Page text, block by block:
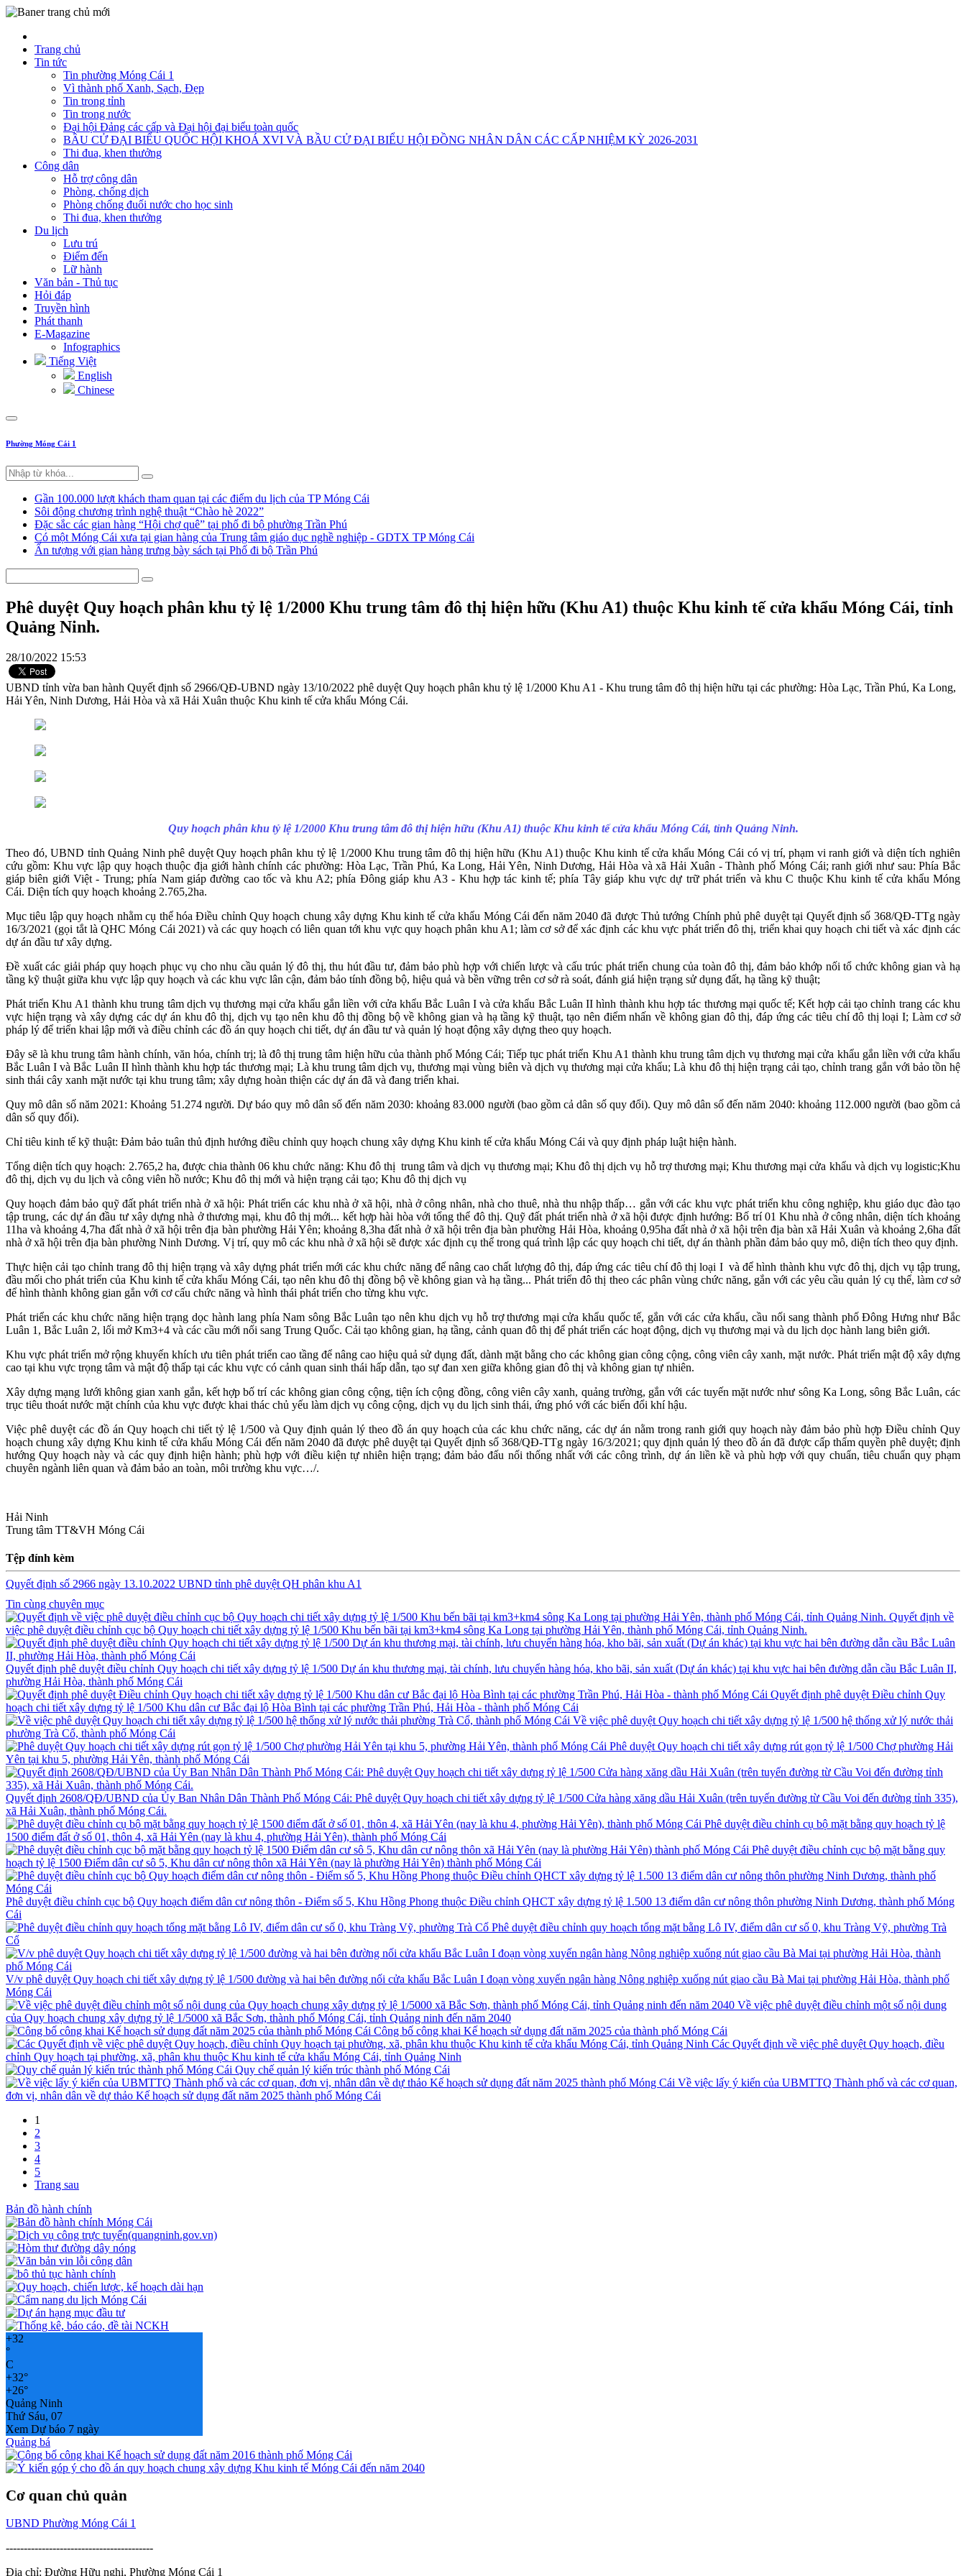
Trang chủ
Tin tức
Tin phường Móng Cái 1
Vì thành phố Xanh, Sạch, Đẹp
Tin trong tỉnh
Tin trong nước
Đại hội Đảng các cấp và Đại hội đại biểu toàn quốc
BẦU CỬ ĐẠI BIỂU QUỐC HỘI KHOÁ XVI VÀ BẦU CỬ ĐẠI BIỂU HỘI ĐỒNG NHÂN DÂN CÁC CẤP NHIỆM KỲ 2026-2031
Thi đua, khen thưởng
Công dân
Hỗ trợ công dân
Phòng, chống dịch
Phòng chống đuối nước cho học sinh
Thi đua, khen thưởng
Du lịch
Lưu trú
Điểm đến
Lữ hành
Văn bản - Thủ tục
Hỏi đáp
Truyền hình
Phát thanh
E-Magazine
Infographics
Tiếng Việt
English
Chinese
Phường Móng Cái 1
Gần 100.000 lượt khách tham quan tại các điểm du lịch của TP Móng Cái
Sôi động chương trình nghệ thuật “Chào hè 2022”
Đặc sắc các gian hàng “Hội chợ quê” tại phố đi bộ phường Trần Phú
Có một Móng Cái xưa tại gian hàng của Trung tâm giáo dục nghề nghiệp - GDTX TP Móng Cái
Ấn tượng với gian hàng trưng bày sách tại Phố đi bộ Trần Phú
Phê duyệt Quy hoạch phân khu tỷ lệ 1/2000 Khu trung tâm đô thị hiện hữu (Khu A1) thuộc Khu kinh tế cửa khẩu Móng Cái, tỉnh
Quảng Ninh.
28/10/2022 15:53
UBND tỉnh vừa ban hành Quyết định số 2966/QĐ-UBND ngày 13/10/2022 phê duyệt Quy hoạch phân khu tỷ lệ 1/2000 Khu A1 - Khu trung tâm đô thị hiện hữu tại các phường: Hòa Lạc, Trần Phú, Ka Long,
Hải Yên, Ninh Dương, Hải Hòa và xã Hải Xuân thuộc Khu kinh tế cửa khẩu Móng Cái.
Quy hoạch phân khu tỷ lệ 1/2000 Khu trung tâm đô thị hiện hữu (Khu A1) thuộc Khu kinh tế cửa khẩu Móng Cái, tỉnh Quảng Ninh.
Theo đó, UBND tỉnh Quảng Ninh phê duyệt Quy hoạch phân khu tỷ lệ 1/2000 Khu trung tâm đô thị hiện hữu (Khu A1) thuộc Khu kinh tế cửa khẩu Móng Cái có vị trí, phạm vi ranh giới và diện tích nghiên
cứu gồm: Khu vực lập quy hoạch thuộc địa giới hành chính các phường: Hòa Lạc, Trần Phú, Ka Long, Hải Yên, Ninh Dương, Hải Hòa và xã Hải Xuân - Thành phố Móng Cái; ranh giới như sau: Phía Bắc
giáp biên giới Việt - Trung; phía Nam giáp đường cao tốc và khu A2; phía Đông giáp khu A3 - Khu hợp tác kinh tế; phía Tây giáp khu vực dự trữ phát triển và khu C thuộc Khu kinh tế cửa khẩu Móng
Cái. Diện tích quy hoạch khoảng 2.765,2ha.
Mục tiêu lập quy hoạch nhằm cụ thể hóa Điều chỉnh Quy hoạch chung xây dựng Khu kinh tế cửa khẩu Móng Cái đến năm 2040 đã được Thủ tướng Chính phủ phê duyệt tại Quyết định số 368/QĐ-TTg ngày
16/3/2021 (gọi tắt là QHC Móng Cái 2021) và các quy hoạch có liên quan tới khu vực quy hoạch phân khu A1; làm cơ sở để xác định các khu vực phát triển đô thị, triển khai quy hoạch chi tiết và xác định các
dự án đầu tư xây dựng.
Đề xuất các giải pháp quy hoạch phục vụ cho nhu cầu quản lý đô thị, thu hút đầu tư, đảm bảo phù hợp với chiến lược và cấu trúc phát triển chung của toàn đô thị, đảm bảo khớp nối tổ chức không gian và hạ
tầng kỹ thuật giữa khu vực lập quy hoạch và các khu vực lân cận, đảm bảo tính đồng bộ, hiệu quả và bền vững trên cơ sở rà soát, đánh giá hiện trạng sử dụng đất, hạ tầng kỹ thuật;
Phát triển Khu A1 thành khu trung tâm dịch vụ thương mại cửa khẩu gắn liền với cửa khẩu Bắc Luân I và cửa khẩu Bắc Luân II hình thành khu hợp tác thương mại quốc tế; Kết hợp cải tạo chỉnh trang các khu
vực hiện trạng và xây dựng các dự án khu đô thị, dịch vụ tạo nên khu đô thị đồng bộ về không gian và hạ tầng kỹ thuật, tạo nên điểm nhấn về không gian đô thị, đáp ứng các tiêu chí đô thị loại I; Làm cơ sở
pháp lý để triển khai lập mới và điều chỉnh các đồ án quy hoạch chi tiết, dự án đầu tư và quản lý hoạt động xây dựng theo quy hoạch.
Đây sẽ là khu trung tâm hành chính, văn hóa, chính trị; là đô thị trung tâm hiện hữu của thành phố Móng Cái; Tiếp tục phát triển Khu A1 thành khu trung tâm dịch vụ thương mại cửa khẩu gắn liền với cửa khẩu
Bắc Luân I và Bắc Luân II hình thành khu hợp tác thương mại; Là khu trung tâm dịch vụ, thương mại vùng biên và dịch vụ thương mại cửa khẩu; Là khu đô thị hiện trạng cải tạo, chỉnh trang gắn với bảo tồn hệ
sinh thái cây xanh mặt nước tại khu trung tâm; xây dựng hoàn thiện các dự án đã và đang triển khai.
Quy mô dân số năm 2021: Khoảng 51.274 người. Dự báo quy mô dân số đến năm 2030: khoảng 83.000 người (bao gồm cả dân số quy đổi). Quy mô dân số đến năm 2040: khoảng 112.000 người (bao gồm cả
dân số quy đổi).
Chỉ tiêu kinh tế kỹ thuật: Đảm bảo tuân thủ định hướng điều chỉnh quy hoạch chung xây dựng Khu kinh tế cửa khẩu Móng Cái và quy định pháp luật hiện hành.
Tổng diện tích quy hoạch: 2.765,2 ha, được chia thành 06 khu chức năng: Khu đô thị trung tâm và dịch vụ thương mại; Khu đô thị dịch vụ hỗ trợ thương mại; Khu thương mại cửa khẩu và dịch vụ logistic;Khu
đô thị, dịch vụ du lịch và công viên hồ nước; Khu đô thị mới và hiện trạng cải tạo; Khu đô thị dịch vụ
Quy hoạch đảm bảo quỹ đất phát triển nhà ở xã hội: Phát triển các khu nhà ở xã hội, nhà ở công nhân, nhà cho thuê, nhà thu nhập thấp… gắn với các khu vực phát triển khu công nghiệp, khu giáo dục đào tạo
tập trung, các dự án đầu tư xây dựng nhà ở thương mại, khu đô thị mới... kết hợp hài hòa với tổng thể đô thị. Quỹ đất phát triển nhà ở xã hội được định hướng: Bố trí 01 Khu nhà ở công nhân, diện tích khoảng
11ha và khoảng 4,7ha đất nhà ở xã hội trên địa bàn phường Hải Yên; khoảng 8,3ha đất nhà ở xã hội trên địa bàn phường Hải Hòa, khoảng 0,95ha đất nhà ở xã hội trên địa bàn xã Hải Xuân và khoảng 2,6ha đất
nhà ở xã hội trên địa bàn phường Ninh Dương. Vị trí, quy mô các khu nhà ở xã hội sẽ được xác định cụ thể trong quá trình lập các quy hoạch chi tiết, dự án thành phần đảm bảo quy mô, diện tích theo quy định.
Thực hiện cải tạo chỉnh trang đô thị hiện trạng và xây dựng phát triển mới các khu chức năng để nâng cao chất lượng đô thị, đáp ứng các tiêu chí đô thị loại I và để hình thành khu vực đô thị, dịch vụ tập trung,
đầu mối cho phát triển của Khu kinh tế cửa khẩu Móng Cái, tạo nên khu đô thị đồng bộ về không gian và hạ tầng... Phát triển đô thị theo các phân vùng chức năng, gắn với các yêu cầu quản lý cụ thể, làm cơ sở
để hình thành không gian gắn với cơ cấu chức năng và hình thái phát triển cho từng khu vực.
Phát triển các khu chức năng hiện trạng dọc hành lang phía Nam sông Bắc Luân tạo nên khu dịch vụ hỗ trợ thương mại cửa khẩu quốc tế, gắn với các cửa khẩu, cầu nối sang thành phố Đông Hưng như Bắc
Luân 1, Bắc Luân 2, lối mở Km3+4 và các cầu mới nối sang Trung Quốc. Cải tạo không gian, hạ tầng, cảnh quan đô thị để phát triển các hoạt động, dịch vụ thương mại và du lịch dọc hành lang biên giới.
Khu vực phát triển mở rộng khuyến khích ưu tiên phát triển cao tầng để nâng cao hiệu quả sử dụng đất, dành mặt bằng cho các không gian công cộng, công viên cây xanh, mặt nước. Phát triển mật độ xây dựng
cao tại khu vực trọng tâm và mật độ thấp tại các khu vực có cảnh quan sinh thái hấp dẫn, tạo sự đan xen giữa không gian đô thị và không gian tự nhiên.
Xây dựng mạng lưới không gian xanh gắn, kết hợp bố trí các không gian công cộng, tiện ích cộng đồng, công viên cây xanh, quảng trường, gắn với các tuyến mặt nước như sông Ka Long, sông Bắc Luân, các
trục tiêu thoát nước mặt chính của khu vực được khai thác chủ yếu làm dịch vụ công cộng, dịch vụ du lịch sinh thái, ứng phó với các biến đổi khí hậu.
Việc phê duyệt các đồ án Quy hoạch chi tiết tỷ lệ 1/500 và Quy định quản lý theo đồ án quy hoạch của các khu chức năng, các dự án nằm trong ranh giới quy hoạch này đảm bảo phù hợp Điều chỉnh Quy
hoạch chung xây dựng Khu kinh tế cửa khẩu Móng Cái đến năm 2040 đã được phê duyệt tại Quyết định số 368/QĐ-TTg ngày 16/3/2021; quy định quản lý theo đồ án đã được cấp thẩm quyền phê duyệt; định
hướng Quy hoạch này và các quy định hiện hành; phù hợp với điều kiện tự nhiên hiện trạng; đảm bảo đấu nối thống nhất với các công trình, dự án liền kề và phù hợp với quy chuẩn, tiêu chuẩn quy phạm
chuyên ngành liên quan và đảm bảo an toàn, môi trường khu vực…/.
Hải Ninh
Trung tâm TT&VH Móng Cái
Tệp đính kèm
Quyết định số 2966 ngày 13.10.2022 UBND tỉnh phê duyệt QH phân khu A1
Tin cùng chuyên mục
Quyết định về
việc phê duyệt điều chỉnh cục bộ Quy hoạch chi tiết xây dựng tỷ lệ 1/500 Khu bến bãi tại km3+km4 sông Ka Long tại phường Hải Yên, thành phố Móng Cái, tỉnh Quảng Ninh.
Quyết định phê duyệt điều chỉnh Quy hoạch chi tiết xây dựng tỷ lệ 1/500 Dự án khu thương mại, tài chính, lưu chuyển hàng hóa, kho bãi, sản xuất (Dự án khác) tại khu vực hai bên đường dẫn cầu Bắc Luân II,
phường Hải Hòa, thành phố Móng Cái
Quyết định phê duyệt Điều chỉnh Quy
hoạch chi tiết xây dựng tỷ lệ 1/500 Khu dân cư Bắc đại lộ Hòa Bình tại các phường Trần Phú, Hải Hòa - thành phố Móng Cái
Về việc phê duyệt Quy hoạch chi tiết xây dựng tỷ lệ 1/500 hệ thống xử lý nước thải
phường Trà Cổ, thành phố Móng Cái
Phê duyệt Quy hoạch chi tiết xây dựng rút gọn tỷ lệ 1/500 Chợ phường Hải
Yên tại khu 5, phường Hải Yên, thành phố Móng Cái
Quyết định 2608/QĐ/UBND của Ủy Ban Nhân Dân Thành Phố Móng Cái: Phê duyệt Quy hoạch chi tiết xây dựng tỷ lệ 1/500 Cửa hàng xăng dầu Hải Xuân (trên tuyến đường từ Cầu Voi đến đường tỉnh 335),
xã Hải Xuân, thành phố Móng Cái.
Phê duyệt điều chỉnh cụ bộ mặt bằng quy hoạch tỷ lệ
1500 điểm đất ở số 01, thôn 4, xã Hải Yên (nay là khu 4, phường Hải Yên), thành phố Móng Cái
Phê duyệt điều chỉnh cục bộ mặt bằng quy
hoạch tỷ lệ 1500 Điểm dân cư sô 5, Khu dân cư nông thôn xã Hải Yên (nay là phường Hải Yên) thành phố Móng Cái
Phê duyệt điều chỉnh cục bộ Quy hoạch điểm dân cư nông thôn - Điểm số 5, Khu Hồng Phong thuộc Điều chỉnh QHCT xây dựng tỷ lệ 1.500 13 điểm dân cư nông thôn phường Ninh Dương, thành phố Móng
Cái
Phê duyệt điều chỉnh quy hoạch tổng mặt bằng Lô IV, điểm dân cư số 0, khu Tràng Vỹ, phường Trà
Cổ
V/v phê duyệt Quy hoạch chi tiết xây dựng tỷ lệ 1/500 đường và hai bên đường nối cửa khẩu Bắc Luân I đoạn vòng xuyến ngân hàng Nông nghiệp xuống nút giao cầu Bà Mai tại phường Hải Hòa, thành phố
Móng Cái
Về việc phê duyệt điều chỉnh một số nội dung
của Quy hoạch chung xây dựng tỷ lệ 1/5000 xã Bắc Sơn, thành phố Móng Cái, tỉnh Quảng ninh đến năm 2040
Công bố công khai Kế hoạch sử dụng đất năm 2025 của thành phố Móng Cái
Các Quyết định về việc phê duyệt Quy hoạch, điều
chỉnh Quy hoạch tại phường, xã, phân khu thuộc Khu kinh tế cửa khẩu Móng Cái, tỉnh Quảng Ninh
Quy chế quản lý kiến trúc thành phố Móng Cái
Về việc lấy ý kiến của UBMTTQ Thành phố và các cơ quan,
đơn vị, nhân dân về dự thảo Kế hoạch sử dụng đất năm 2025 thành phố Móng Cái
1
2
3
4
5
Trang sau
Bản đồ hành chính
+32
°
C
+32°
+26°
Quảng Ninh
Thứ Sáu, 07
Xem Dự báo 7 ngày
Quảng bá
Cơ quan chủ quản
UBND Phường Móng Cái 1
-----------------------------------------
Địa chỉ: Đường Hữu nghị, Phường Móng Cái 1